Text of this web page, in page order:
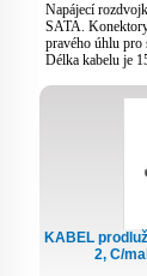
Napájecí
SATA.
pravého úhlu pro
Délka kabelu je
KABEL
2, C/